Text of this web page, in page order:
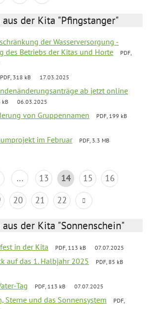
der Kita "Pfingstanger"
der Wasserversorgung -
des Betriebs der Kitas und Horte
PDF,
PDF, 318 kB 17.03.2025
ab jetzt online
kB 06.03.2025
von Gruppennamen
PDF, 199 kB
im Februar
PDF, 3.3 MB
... 13 14 15
16
20 21 22
der Kita "Sonnenschein"
in der Kita PDF, 113 kB 07.07.2025
auf das 1. Halbjahr 2025
PDF, 85 kB
Tag PDF, 113 kB 07.07.2025
Sterne und das Sonnensystem
PDF,